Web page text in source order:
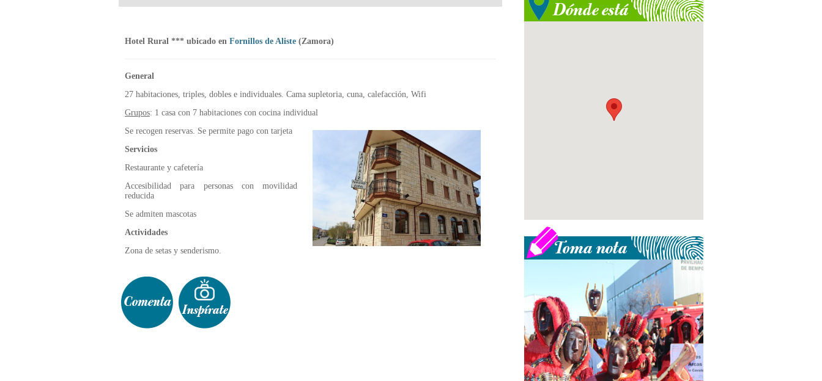
Hotel Rural *** ubicado en Fornillos de Aliste (Zamora)
General
27 habitaciones, triples, dobles e individuales. Cama supletoria, cuna, calefacción, Wifi
Grupos: 1 casa con 7 habitaciones con cocina individual
Se recogen reservas. Se permite pago con tarjeta
Servicios
Restaurante y cafetería
Accesibilidad para personas con movilidad
reducida
Se admiten mascotas
Actividades
Zona de setas y senderismo.